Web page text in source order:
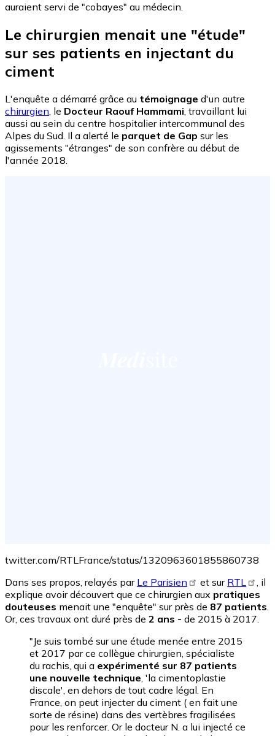
auraient servi de "cobayes" au médecin.
Le chirurgien menait une "étude"
sur ses patients en injectant du
ciment
L'enquête a démarré grâce au témoignage d'un autre
chirurgien, le Docteur Raouf Hammami, travaillant lui
aussi au sein du centre hospitalier intercommunal des
Alpes du Sud. Il a alerté le parquet de Gap sur les
agissements "étranges" de son confrère au début de
l'année 2018.
twitter.com/RTLFrance/status/1320963601855860738
Dans ses propos, relayés par Le Parisien et sur RTL
, il
explique avoir découvert que ce chirurgien aux pratiques
douteuses menait une "enquête" sur près de 87 patients.
Or, ces travaux ont duré près de 2 ans - de 2015 à 2017.
"Je suis tombé sur une étude menée entre 2015
et 2017 par ce collègue chirurgien, spécialiste
du rachis, qui a expérimenté sur 87 patients
une nouvelle technique, 'la cimentoplastie
discale', en dehors de tout cadre légal. En
France, on peut injecter du ciment ( en fait une
sorte de résine) dans des vertèbres fragilisées
pour les renforcer. Or le docteur N. a lui injecté ce